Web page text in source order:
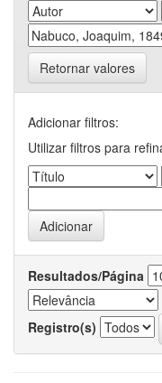
Retornar valores
Adicionar filtros:
Utilizar filtros para
Resultados/Página
Registro(s)